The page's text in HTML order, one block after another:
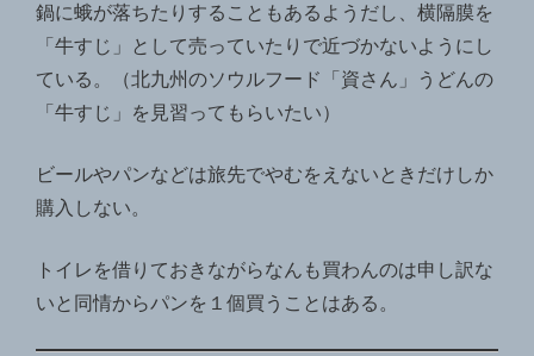
鍋に蛾が落ちたりすることもあるようだし、横隔膜を
「牛すじ」として売っていたりで近づかないようにし
ている。（北九州のソウルフード「資さん」うどんの
「牛すじ」を見習ってもらいたい）
ビールやパンなどは旅先でやむをえないときだけしか
購入しない。
トイレを借りておきながらなんも買わんのは申し訳な
いと同情からパンを１個買うことはある。